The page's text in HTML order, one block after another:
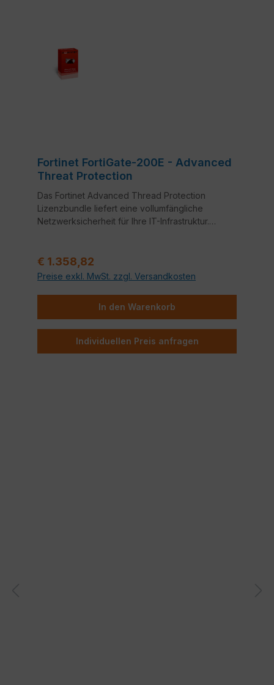
Fortinet FortiGate-200E - Advanced
Threat Protection
Das Fortinet Advanced Thread Protection
Lizenzbundle liefert eine vollumfängliche
Netzwerksicherheit für Ihre IT-Infrastruktur.
Intrusion Prevention System (IPS) und Anti-Virus.
Regulärer Preis:
€ 1.358,82
Preise exkl. MwSt. zzgl. Versandkosten
In den Warenkorb
Individuellen Preis anfragen